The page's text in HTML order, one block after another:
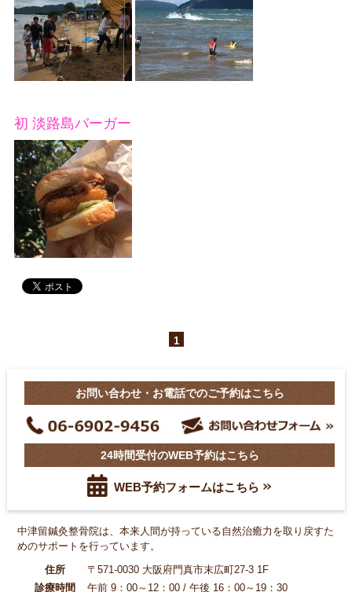
初 淡路島バーガー
1
お問い合わせ・お電話でのご予約はこちら
24時間受付のWEB予約はこちら
WEB予約フォームはこちら
中津留鍼灸整骨院は、本来人間が持っている自然治癒力を取り戻すた
めのサポートを行っています。
住所
〒571-0030 大阪府門真市末広町27-3 1F
診療時間
午前 9：00～12：00 / 午後 16：00～19：30